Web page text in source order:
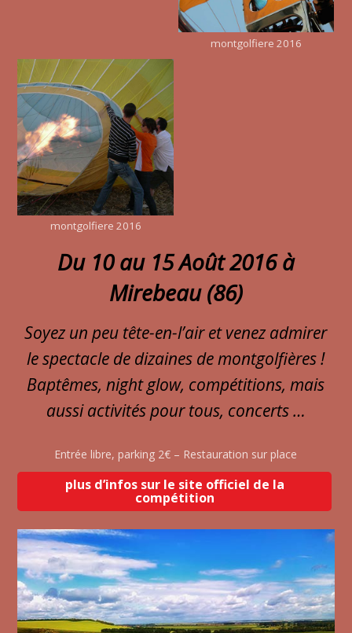
montgolfiere 2016
montgolfiere 2016
Du 10 au 15 Août 2016 à
Mirebeau (86)
Soyez un peu tête-en-l’air et venez admirer
le spectacle de dizaines de montgolfières !
Baptêmes, night glow, compétitions, mais
aussi activités pour tous, concerts …
Entrée libre, parking 2€ – Restauration sur place
plus d’infos sur le site officiel de la
compétition